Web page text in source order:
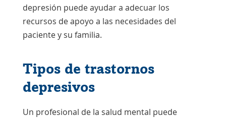
depresión puede ayudar a adecuar los
recursos de apoyo a las necesidades del
paciente y su familia.
Tipos de trastornos
depresivos
Un profesional de la salud mental puede